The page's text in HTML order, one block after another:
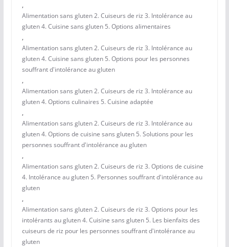
,
Alimentation sans gluten 2. Cuiseurs de riz 3. Intolérance au
gluten 4. Cuisine sans gluten 5. Options alimentaires
,
Alimentation sans gluten 2. Cuiseurs de riz 3. Intolérance au
gluten 4. Cuisine sans gluten 5. Options pour les personnes
souffrant d'intolérance au gluten
,
Alimentation sans gluten 2. Cuiseurs de riz 3. Intolérance au
gluten 4. Options culinaires 5. Cuisine adaptée
,
Alimentation sans gluten 2. Cuiseurs de riz 3. Intolérance au
gluten 4. Options de cuisine sans gluten 5. Solutions pour les
personnes souffrant d'intolérance au gluten
,
Alimentation sans gluten 2. Cuiseurs de riz 3. Options de cuisine
4. Intolérance au gluten 5. Personnes souffrant d'intolérance au
gluten
,
Alimentation sans gluten 2. Cuiseurs de riz 3. Options pour les
intolérants au gluten 4. Cuisine sans gluten 5. Les bienfaits des
cuiseurs de riz pour les personnes souffrant d'intolérance au
gluten